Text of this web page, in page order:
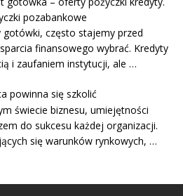
pozabankowe
często stajemy przed
finansowego wybrać. Kredyty
i zaufaniem instytucji, ale …
powinna się szkolić
świecie biznesu, umiejętności
do sukcesu każdej organizacji.
się warunków rynkowych, …